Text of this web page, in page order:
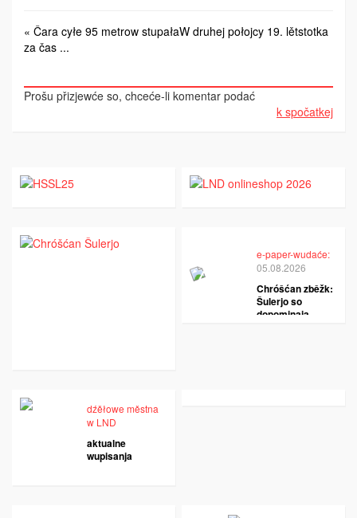
« Čara cyłe 95 metrow stupałaW druhej połojcy 19. lětstotka
za čas ...
Prošu přizjewće so, chceće-li komentar podać
k spočatkej
e-paper-wudaće:
05.08.2026
Chróšćan zběžk:
Šulerjo so
dopominaja
dźěłowe městna
w LND
aktualne
wupisanja